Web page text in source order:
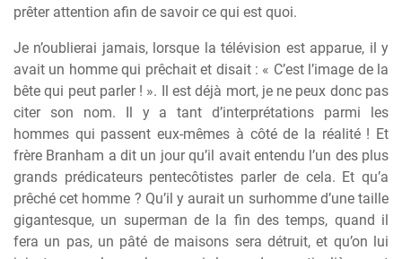
prêter attention afin de savoir ce qui est quoi.
Je n’oublierai jamais, lorsque la télévision est apparue, il y
avait un homme qui prêchait et disait : « C’est l’image de la
bête qui peut parler ! ». Il est déjà mort, je ne peux donc pas
citer son nom. Il y a tant d’interprétations parmi les
hommes qui passent eux-mêmes à côté de la réalité ! Et
frère Branham a dit un jour qu’il avait entendu l’un des plus
grands prédicateurs pentecôtistes parler de cela. Et qu’a
prêché cet homme ? Qu’il y aurait un surhomme d’une taille
gigantesque, un superman de la fin des temps, quand il
fera un pas, un pâté de maisons sera détruit, et qu’on lui